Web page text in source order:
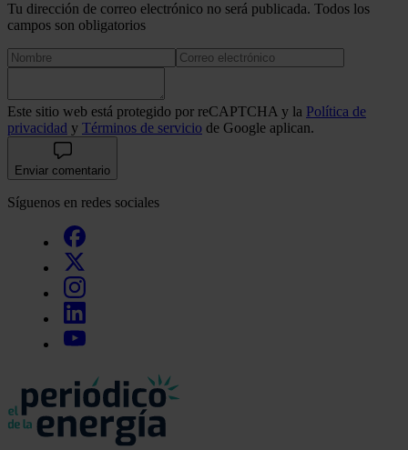
Tu dirección de correo electrónico no será publicada. Todos los
campos son obligatorios
Este sitio web está protegido por reCAPTCHA y la Política de
privacidad y Términos de servicio de Google aplican.
Enviar comentario
Síguenos en redes sociales